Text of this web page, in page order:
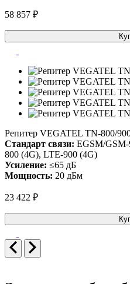
58 857 ₽
Репитер VEGATEL TN-800/
Стандарт связи: EGSM/
800 (4G), LTE-900 (4G)
Усиление: ≤65 дБ
Мощность: 20 дБм
23 422 ₽